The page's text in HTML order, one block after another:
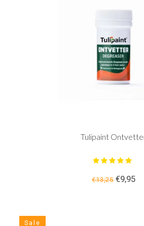
Tulipaint
€13,25 €9,95
Sale